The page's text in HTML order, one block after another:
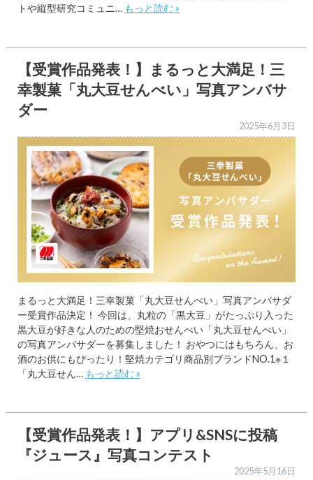
トや縦型研究コミュニ…
もっと読む »
【受賞作品発表！】まるっと大満足！三
幸製菓「丸大豆せんべい」写真アンバサ
ダー
2025年6月3日
まるっと大満足！三幸製菓「丸大豆せんべい」写真アンバサダ
ー受賞作品決定！ 今回は、丸粒の「黒大豆」がたっぷり入った
黒大豆が好きな人のための堅焼おせんべい「丸大豆せんべい」
の写真アンバサダーを募集しました！ おやつにはもちろん、お
酒のお供にもぴったり！堅焼カテゴリ商品別ブランドNO.1※１
「丸大豆せん… もっと読む »
【受賞作品発表！】アプリ&SNSに投稿
『ジュース』写真コンテスト
2025年5月16日